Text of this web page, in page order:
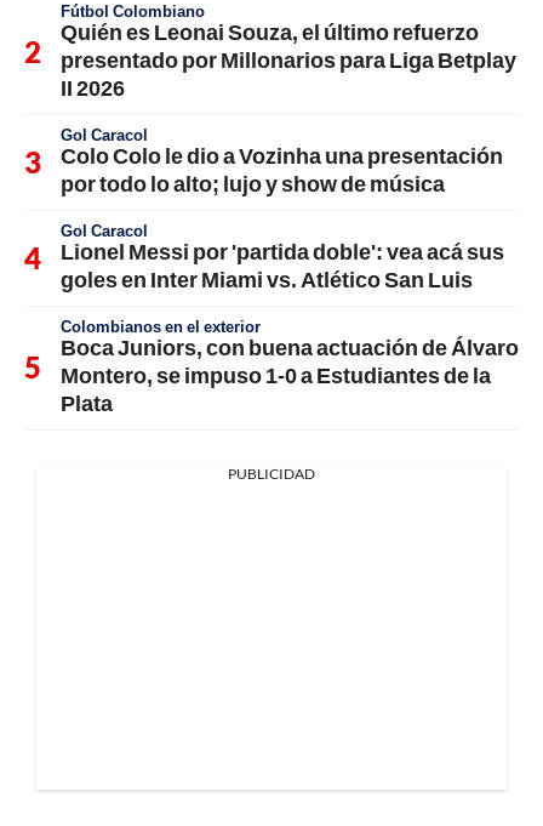
Fútbol Colombiano
Quién es Leonai Souza, el último refuerzo
presentado por Millonarios para Liga Betplay
II 2026
Gol Caracol
Colo Colo le dio a Vozinha una presentación
por todo lo alto; lujo y show de música
Gol Caracol
Lionel Messi por 'partida doble': vea acá sus
goles en Inter Miami vs. Atlético San Luis
Colombianos en el exterior
Boca Juniors, con buena actuación de Álvaro
Montero, se impuso 1-0 a Estudiantes de la
Plata
PUBLICIDAD